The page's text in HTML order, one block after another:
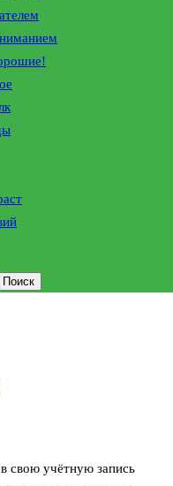
свою учётную запись